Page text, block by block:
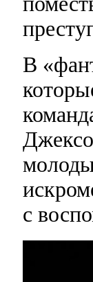
В
с